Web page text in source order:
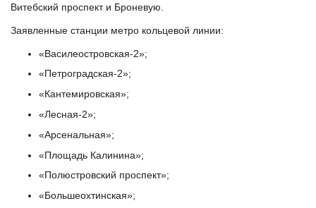
Витебский проспект и Броневую.
Заявленные станции метро кольцевой линии:
«Василеостровская-2»;
«Петроградская-2»;
«Кантемировская»;
«Лесная-2»;
«Арсенальная»;
«Площадь Калинина»;
«Полюстровский проспект»;
«Большеохтинская»;